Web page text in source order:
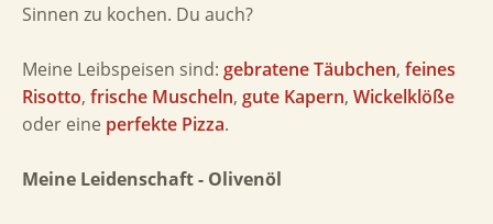
Sinnen zu kochen. Du auch?
Meine Leibspeisen sind: gebratene Täubchen, feines
Risotto, frische Muscheln, gute Kapern, Wickelklöße
oder eine perfekte Pizza.
Meine Leidenschaft - Olivenöl